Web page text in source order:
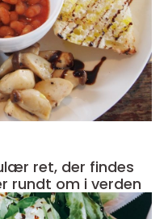
ret, der findes
rundt om i verden